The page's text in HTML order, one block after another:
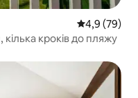
Середня
4,9 (79)
кроків до пляжу